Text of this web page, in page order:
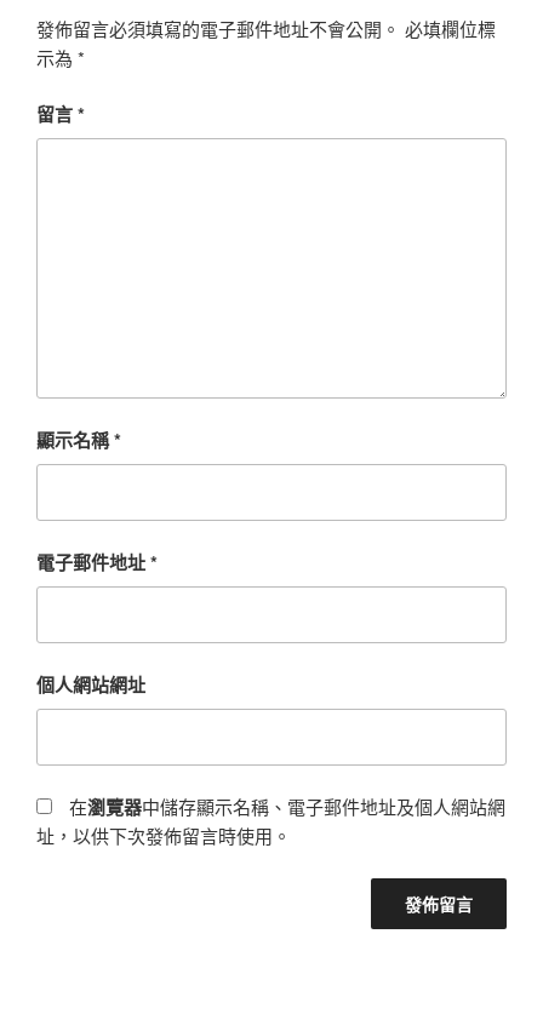
發佈留言必須填寫的電子郵件地址不會公開。 必填欄位標
示為 *
留言*
顯示名稱*
電子郵件地址*
個人網站網址
在瀏覽器中儲存顯示名稱、電子郵件地址及個人網站網
址，以供下次發佈留言時使用。